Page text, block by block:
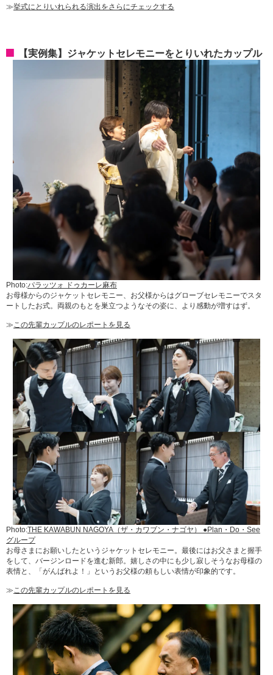
≫挙式にとりいれられる演出をさらにチェックする
【実例集】ジャケットセレモニーをとりいれたカップル
Photo:パラッツォ ドゥカーレ麻布
お母様からのジャケットセレモニー、お父様からはグローブセレモニーでスタ
ートしたお式。両親のもとを巣立つようなその姿に、より感動が増すはず。
≫この先輩カップルのレポートを見る
Photo:THE KAWABUN NAGOYA（ザ・カワブン・ナゴヤ） ●Plan・Do・See
グループ
お母さまにお願いしたというジャケットセレモニー。最後にはお父さまと握手
をして、バージンロードを進む新郎。嬉しさの中にも少し寂しそうなお母様の
表情と、「がんばれよ！」というお父様の頼もしい表情が印象的です。
≫この先輩カップルのレポートを見る